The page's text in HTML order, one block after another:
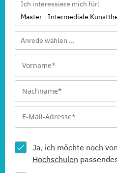
Ich interessiere mich für:
Master - Intermediale
Anrede wählen ...
Ja, ich möchte noch
Hochschulen